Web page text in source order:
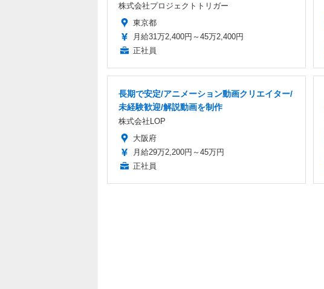
株式会社プロジェクトトリガー
東京都
月給31万2,400円～45万2,400円
正社員
長期で安定/アニメーション動画クリエイター/
未経験歓迎/解説動画を制作
株式会社LOP
大阪府
月給29万2,200円～45万円
正社員